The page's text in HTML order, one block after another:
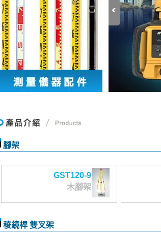
腳架
GST120-9
木腳架
稜鏡桿 雙叉架